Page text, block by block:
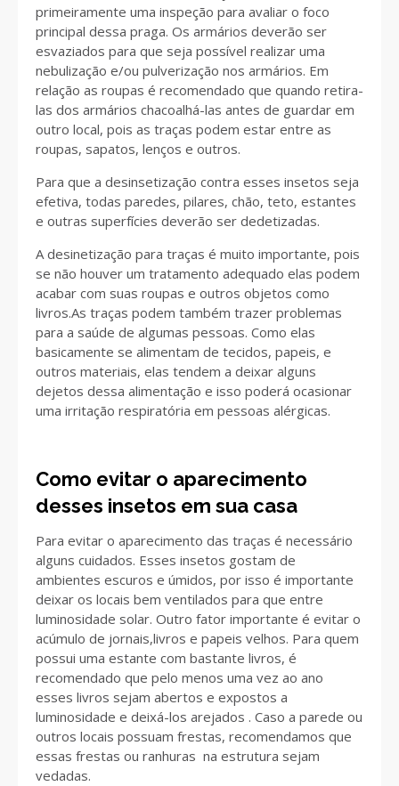
primeiramente uma inspeção para avaliar o foco
principal dessa praga. Os armários deverão ser
esvaziados para que seja possível realizar uma
nebulização e/ou pulverização nos armários. Em
relação as roupas é recomendado que quando retira-
las dos armários chacoalhá-las antes de guardar em
outro local, pois as traças podem estar entre as
roupas, sapatos, lenços e outros.
Para que a desinsetização contra esses insetos seja
efetiva, todas paredes, pilares, chão, teto, estantes
e outras superfícies deverão ser dedetizadas.
A desinetização para traças é muito importante, pois
se não houver um tratamento adequado elas podem
acabar com suas roupas e outros objetos como
livros.As traças podem também trazer problemas
para a saúde de algumas pessoas. Como elas
basicamente se alimentam de tecidos, papeis, e
outros materiais, elas tendem a deixar alguns
dejetos dessa alimentação e isso poderá ocasionar
uma irritação respiratória em pessoas alérgicas.
Como evitar o aparecimento
desses insetos em sua casa
Para evitar o aparecimento das traças é necessário
alguns cuidados. Esses insetos gostam de
ambientes escuros e úmidos, por isso é importante
deixar os locais bem ventilados para que entre
luminosidade solar. Outro fator importante é evitar o
acúmulo de jornais,livros e papeis velhos. Para quem
possui uma estante com bastante livros, é
recomendado que pelo menos uma vez ao ano
esses livros sejam abertos e expostos a
luminosidade e deixá-los arejados . Caso a parede ou
outros locais possuam frestas, recomendamos que
essas frestas ou ranhuras na estrutura sejam
vedadas.